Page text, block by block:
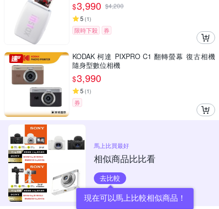
$3,990 $4,200
5 (1)
限時下殺 券
KODAK 柯達 PIXPRO C1 翻轉螢幕 復古相機
隨身型數位相機
$3,990
5 (1)
券
馬上比買最好
相似商品比比看
去比較
現在可以馬上比較相似商品！